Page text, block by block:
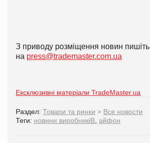
З приводу розміщення новин пишіть
на press@trademaster.com.ua
Ексклюзивні матеріали TradeMaster.ua
Раздел: Товари та ринки > Все новости
Теги: новини виробникіВ айфон